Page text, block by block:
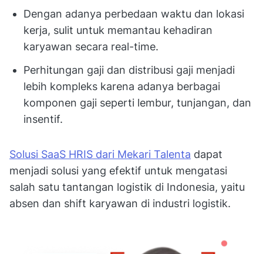
Dengan adanya perbedaan waktu dan lokasi
kerja, sulit untuk memantau kehadiran
karyawan secara real-time.
Perhitungan gaji dan distribusi gaji menjadi
lebih kompleks karena adanya berbagai
komponen gaji seperti lembur, tunjangan, dan
insentif.
Solusi SaaS HRIS dari Mekari Talenta dapat
menjadi solusi yang efektif untuk mengatasi
salah satu tantangan logistik di Indonesia, yaitu
absen dan shift karyawan di industri logistik.